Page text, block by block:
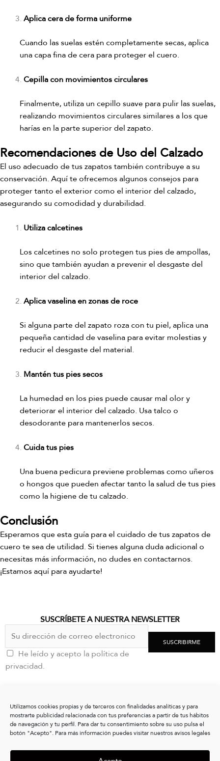
Utilizamos cookies propias y de terceros con finalidades analíticas y para
mostrarte publicidad relacionada con tus preferencias a partir de tus hábitos
de navegación y tu perfil. Para dar tu consentimiento sobre su uso pulsa el
botón "Acepto". Para más información puedes visitar nuestros avisos legales
Aplica cera de forma uniforme
Cuando las suelas estén completamente secas, aplica
una capa fina de cera para proteger el cuero.
Cepilla con movimientos circulares
Finalmente, utiliza un cepillo suave para pulir las suelas,
realizando movimientos circulares similares a los que
harías en la parte superior del zapato.
Recomendaciones de Uso del Calzado
El uso adecuado de tus zapatos también contribuye a su
conservación. Aquí te ofrecemos algunos consejos para
proteger tanto el exterior como el interior del calzado,
asegurando su comodidad y durabilidad.
Utiliza calcetines
Los calcetines no solo protegen tus pies de ampollas,
sino que también ayudan a prevenir el desgaste del
interior del calzado.
Aplica vaselina en zonas de roce
Si alguna parte del zapato roza con tu piel, aplica una
pequeña cantidad de vaselina para evitar molestias y
reducir el desgaste del material.
Mantén tus pies secos
La humedad en los pies puede causar mal olor y
deteriorar el interior del calzado. Usa talco o
desodorante para mantenerlos secos.
Cuida tus pies
Una buena pedicura previene problemas como uñeros
o hongos que pueden afectar tanto la salud de tus pies
como la higiene de tu calzado.
Conclusión
Esperamos que esta guía para el cuidado de tus zapatos de
cuero te sea de utilidad. Si tienes alguna duda adicional o
necesitas más información, no dudes en contactarnos.
¡Estamos aquí para ayudarte!
SUSCRÍBETE A NUESTRA NEWSLETTER
He leído y acepto la política de
privacidad.
SUSCRIBIRME
clientes@vxshoes.com
+34 986175004